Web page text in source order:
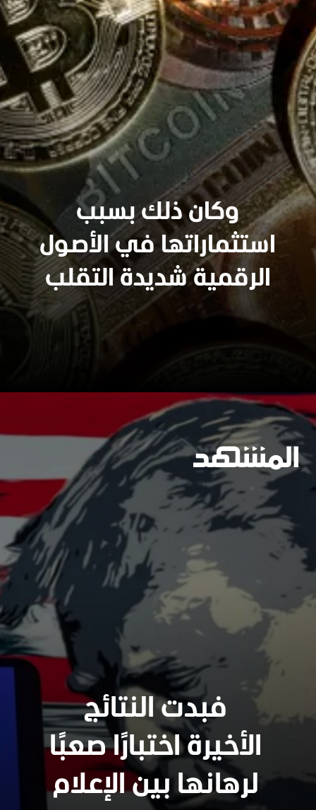
وكان ذلك بسبب
استثماراتها في الأصول
الرقمية شديدة التقلب
سنجدهــم كلهـم
وسيعاقبون جميعا
فبدت النتائج
الأخيرة اختبارًا صعبًا
لرهانها بين الإعلام